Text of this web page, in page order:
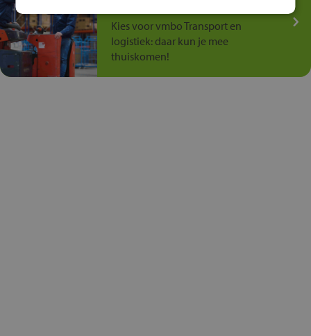
Kies voor vmbo Transport en
logistiek: daar kun je mee
thuiskomen!